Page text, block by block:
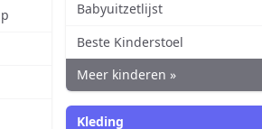
Babyuitzetlijst
Beste Kinderstoel
Meer kinderen »
Kleding